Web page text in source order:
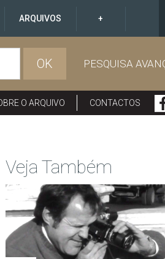
ARQUIVOS +
OK PESQUISA
O ARQUIVO CONTACTOS
Veja Também